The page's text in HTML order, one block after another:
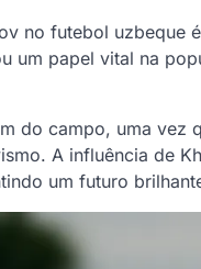
no futebol uzbeque
um papel vital na
do campo, uma vez
A influência de
um futuro